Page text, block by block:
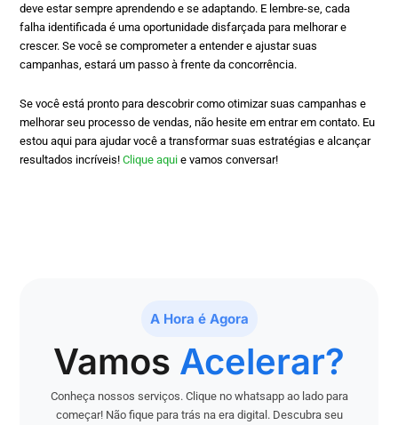
deve estar sempre aprendendo e se adaptando. E lembre-se, cada
falha identificada é uma oportunidade disfarçada para melhorar e
crescer. Se você se comprometer a entender e ajustar suas
campanhas, estará um passo à frente da concorrência.
Se você está pronto para descobrir como otimizar suas campanhas e
melhorar seu processo de vendas, não hesite em entrar em contato. Eu
estou aqui para ajudar você a transformar suas estratégias e alcançar
resultados incríveis!Clique aqui e vamos conversar!
A Hora é Agora
Vamos Acelerar?
Conheça nossos serviços. Clique no whatsapp ao lado para
começar! Não fique para trás na era digital. Descubra seu